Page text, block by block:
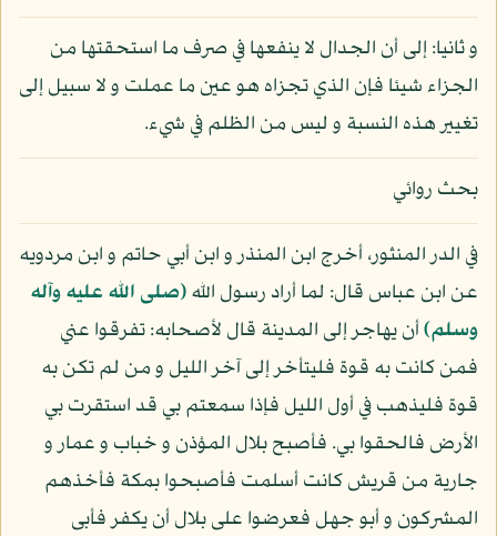
و ثانيا: إلى أن الجدال لا ينفعها في صرف ما استحقتها من
الجزاء شيئا فإن الذي تجزاه هو عين ما عملت و لا سبيل إلى
تغيير هذه النسبة و ليس من الظلم في شيء.
بحث روائي
في الدر المنثور، أخرج ابن المنذر و ابن أبي حاتم و ابن مردويه
عن ابن عباس قال: لما أراد رسول الله(صلى الله عليه وآله
وسلم)أن يهاجر إلى المدينة قال لأصحابه: تفرقوا عني
فمن كانت به قوة فليتأخر إلى آخر الليل و من لم تكن به
قوة فليذهب في أول الليل فإذا سمعتم بي قد استقرت بي
الأرض فالحقوا بي. فأصبح بلال المؤذن و خباب و عمار و
جارية من قريش كانت أسلمت فأصبحوا بمكة فأخذهم
المشركون و أبو جهل فعرضوا على بلال أن يكفر فأبى